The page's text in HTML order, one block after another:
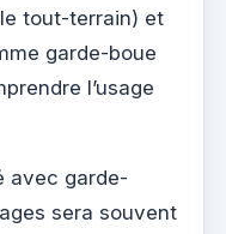
tout-terrain) et
garde-boue
l’usage
avec garde-
sera souvent